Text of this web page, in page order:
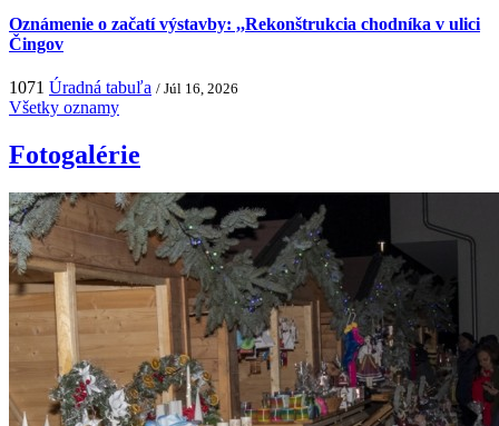
Oznámenie o začatí výstavby: ,,Rekonštrukcia chodníka v ulici
Čingov
1071 Úradná tabuľa / Júl 16, 2026
Všetky oznamy
Fotogalérie